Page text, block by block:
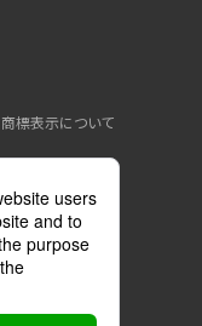
商標表示について